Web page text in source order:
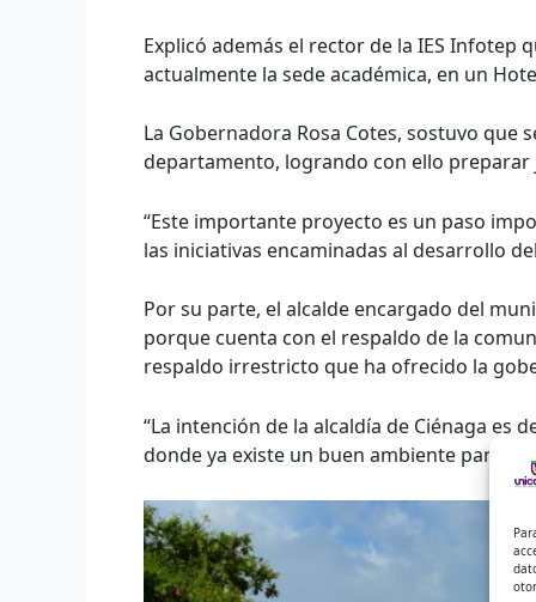
Explicó además el rector de la IES
actualmente la sede académica, en un
La Gobernadora Rosa Cotes, sostuvo
departamento, logrando con ello
“Este importante proyecto es un paso
las iniciativas encaminadas al desarrollo
Por su parte, el alcalde encargado del
porque cuenta con el respaldo de la
respaldo irrestricto que ha ofrecido la
“La intención de la alcaldía de Ciénaga
donde ya existe un buen ambiente para la